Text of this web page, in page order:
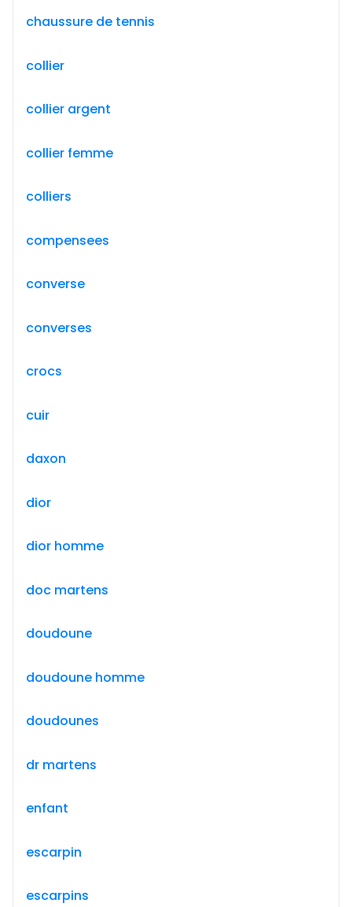
chaussure de tennis
collier
collier argent
collier femme
colliers
compensees
converse
converses
crocs
cuir
daxon
dior
dior homme
doc martens
doudoune
doudoune homme
doudounes
dr martens
enfant
escarpin
escarpins